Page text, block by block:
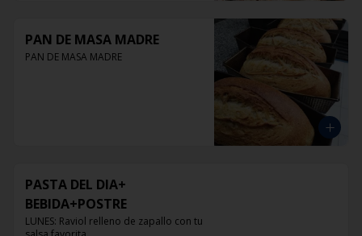
PAN DE MASA MADRE
PAN DE MASA MADRE
PASTA DEL DIA+
BEBIDA+POSTRE
LUNES: Raviol relleno de zapallo con tu